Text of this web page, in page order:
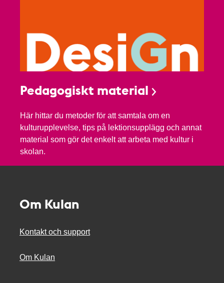
Pedagogiskt material
Här hittar du metoder för att samtala om en
kulturupplevelse, tips på lektionsupplägg och annat
material som gör det enkelt att arbeta med kultur i
skolan.
Om Kulan
Kontakt och support
Om Kulan